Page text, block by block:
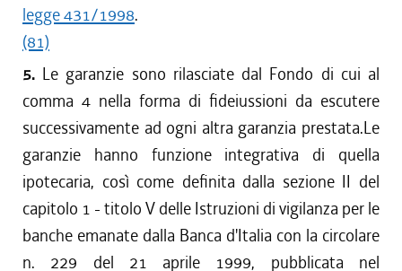
legge 431/1998.
(81)
5. Le garanzie sono rilasciate dal Fondo di cui al
comma 4 nella forma di fideiussioni da escutere
successivamente ad ogni altra garanzia prestata.Le
garanzie hanno funzione integrativa di quella
ipotecaria, così come definita dalla sezione II del
capitolo 1 - titolo V delle Istruzioni di vigilanza per le
banche emanate dalla Banca d'Italia con la circolare
n. 229 del 21 aprile 1999, pubblicata nel